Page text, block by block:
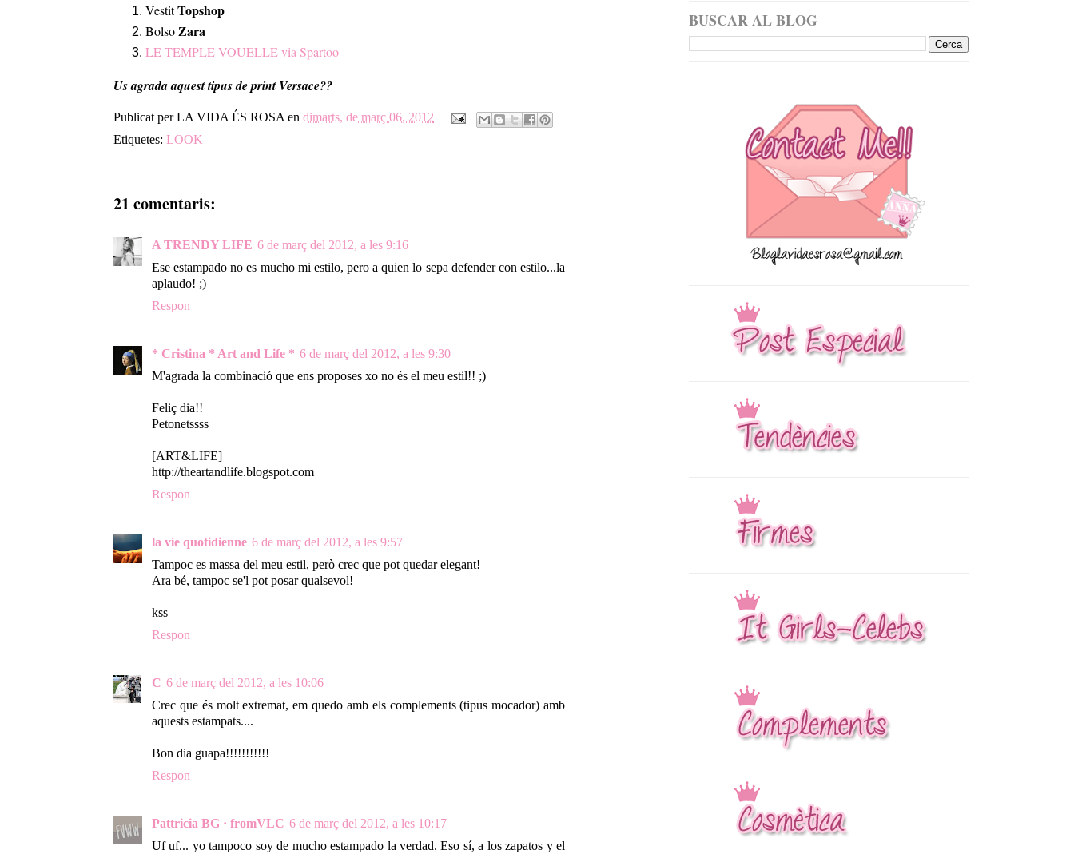
VestitTopshop
BolsoZara
LE TEMPLE-VOUELLE via Spartoo
Us agrada aquest tipus de print Versace??
Publicat perLA VIDA ÉS ROSA en dimarts, de març 06, 2012
Etiquetes: LOOK
21 comentaris:
A TRENDY LIFE 6 de març del 2012, a les 9:16
Ese estampado no es mucho mi estilo, pero a quien lo sepa defender con estilo...la
aplaudo! ;)
Respon
* Cristina * Art and Life * 6 de març del 2012, a les 9:30
M'agrada la combinació que ens proposes xo no és el meu estil!! ;)
Feliç dia!!
Petonetssss
[ART&LIFE]
http://theartandlife.blogspot.com
Respon
la vie quotidienne 6 de març del 2012, a les 9:57
Tampoc es massa del meu estil, però crec que pot quedar elegant!
Ara bé, tampoc se'l pot posar qualsevol!
kss
Respon
C 6 de març del 2012, a les 10:06
Crec que és molt extremat, em quedo amb els complements (tipus mocador) amb
aquests estampats....
Bon dia guapa!!!!!!!!!!!
Respon
Pattricia BG · fromVLC 6 de març del 2012, a les 10:17
Uf uf... yo tampoco soy de mucho estampado la verdad. Eso sí, a los zapatos y el
BUSCAR AL BLOG